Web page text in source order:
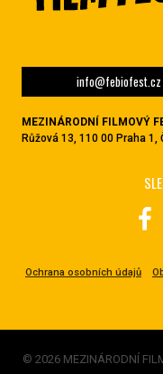
info@febiofest.cz
MEZINÁRODNÍ FILMOVÝ
Růžová 13, 110 00 Praha 1,
Ochrana osobních údajů
© 2026 MEZINÁRODNÍ